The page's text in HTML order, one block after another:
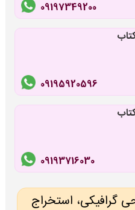
09197349200
09195920596
09193716030
گرافیکی، استخراج